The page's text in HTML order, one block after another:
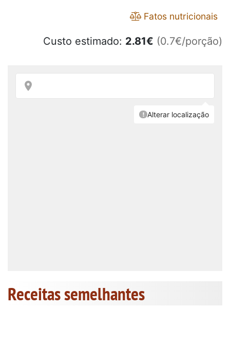
Fatos nutricionais
Custo estimado: 2.81€ (0.7€/porção)
Receitas semelhantes